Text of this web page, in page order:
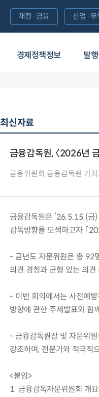
경제정책정보 발
재정·금융 산업·무
최신자료
금융감독원, 〈2026년
금융위원회 금융감독원 기
금융감독원은 ’26.5.15.(금
감독방향을 모색하고자 「
- 금년도 자문위원은 총 92
의견 경청과 균형 있는 의견
- 이번 회의에서는 사전예
방향에 관한 주제발표와 함
- 금융감독원장 및 자문위
강조하며, 전문가와 적극적
<붙임>
1. 금융감독자문위원회 개요